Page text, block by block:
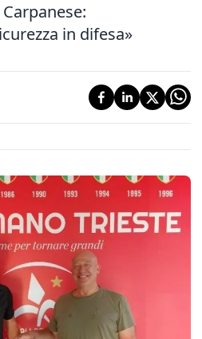
Carpanese:
in difesa»